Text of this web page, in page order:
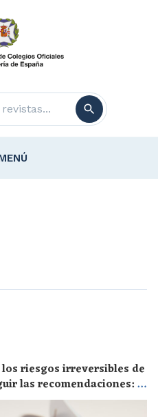
riesgos irreversibles de
las recomendaciones: la
de los peligros